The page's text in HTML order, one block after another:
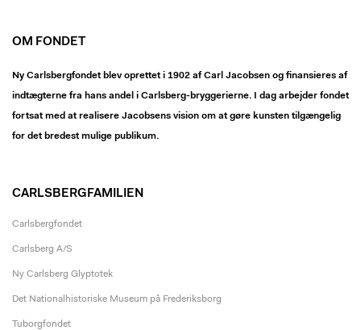
OM FONDET
Ny Carlsbergfondet blev oprettet i 1902 af Carl Jacobsen og finansieres af
indtægterne fra hans andel i Carlsberg-bryggerierne. I dag arbejder fondet
fortsat med at realisere Jacobsens vision om at gøre kunsten tilgængelig
for det bredest mulige publikum.
CARLSBERGFAMILIEN
Carlsbergfondet
Carlsberg A/S
Ny Carlsberg Glyptotek
Det Nationalhistoriske Museum på Frederiksborg
Tuborgfondet